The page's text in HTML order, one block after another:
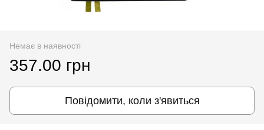
Немає в наявності
357.00 грн
Повідомити, коли з'явиться